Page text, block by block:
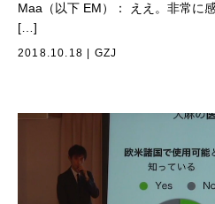
Maa（以下 EM）： ええ。非常に
[…]
2018.10.18 GZJ